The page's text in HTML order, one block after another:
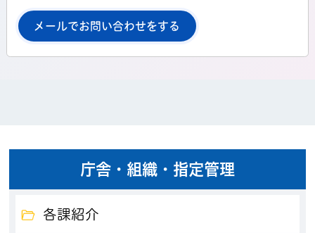
メールでお問い合わせをする
庁舎・組織・指定管理
各課紹介